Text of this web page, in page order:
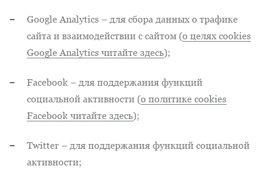
Google Analytics – для сбора данных о трафике
сайта и взаимодействии с сайтом (о целях cookies
Google Analytics читайте здесь);
Facebook – для поддержания функций
социальной активности (о политике cookies
Facebook читайте здесь);
Twitter – для поддержания функций социальной
активности;